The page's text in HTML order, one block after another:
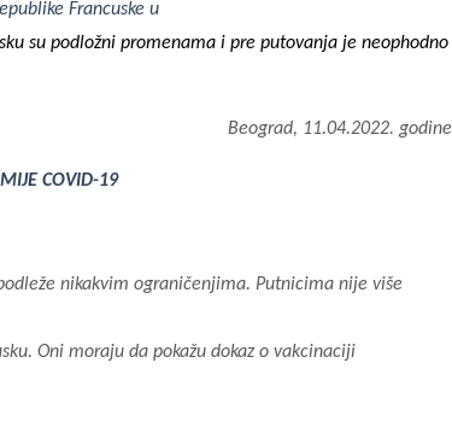
Francuske u
su podložni promenama i pre putovanja je neophodno
Beograd, 11.04.2022. godine
COVID-19
nikakvim ograničenjima. Putnicima nije više
Oni moraju da pokažu dokaz o vakcinaciji